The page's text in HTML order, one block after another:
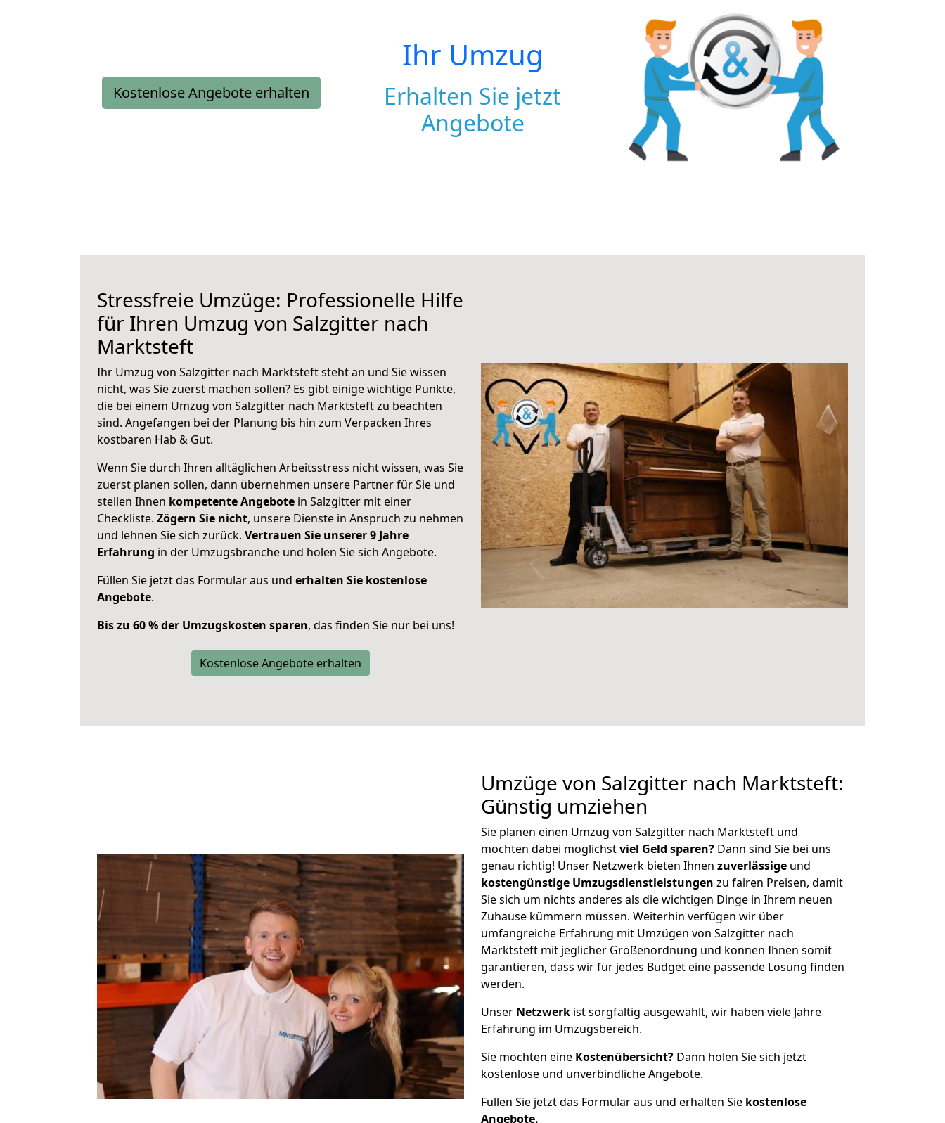
Kostenlose Angebote erhalten
Ihr Umzug
Erhalten Sie jetzt
Angebote
Stressfreie Umzüge: Professionelle Hilfe
für Ihren Umzug von Salzgitter nach
Marktsteft
Ihr Umzug von Salzgitter nach Marktsteft steht an und Sie wissen
nicht, was Sie zuerst machen sollen? Es gibt einige wichtige Punkte,
die bei einem Umzug von Salzgitter nach Marktsteft zu beachten
sind. Angefangen bei der Planung bis hin zum Verpacken Ihres
kostbaren Hab & Gut.
Wenn Sie durch Ihren alltäglichen Arbeitsstress nicht wissen, was Sie
zuerst planen sollen, dann übernehmen unsere Partner für Sie und
stellen Ihnen kompetente Angebote in Salzgitter mit einer
Checkliste. Zögern Sie nicht, unsere Dienste in Anspruch zu nehmen
und lehnen Sie sich zurück. Vertrauen Sie unserer 9 Jahre
Erfahrung in der Umzugsbranche und holen Sie sich Angebote.
Füllen Sie jetzt das Formular aus und erhalten Sie kostenlose
Angebote.
Bis zu 60 % der Umzugskosten sparen, das finden Sie nur bei uns!
Kostenlose Angebote erhalten
Umzüge von Salzgitter nach Marktsteft:
Günstig umziehen
Sie planen einen Umzug von Salzgitter nach Marktsteft und
möchten dabei möglichstviel Geld sparen? Dann sind Sie bei uns
genau richtig! Unser Netzwerk bieten Ihnen zuverlässige und
kostengünstige Umzugsdienstleistungen zu fairen Preisen, damit
Sie sich um nichts anderes als die wichtigen Dinge in Ihrem neuen
Zuhause kümmern müssen. Weiterhin verfügen wir über
umfangreiche Erfahrung mit Umzügen von Salzgitter nach
Marktsteft mit jeglicher Größenordnung und können Ihnen somit
garantieren, dass wir für jedes Budget eine passende Lösung finden
werden.
Unser Netzwerk ist sorgfältig ausgewählt, wir haben viele Jahre
Erfahrung im Umzugsbereich.
Sie möchten eine Kostenübersicht? Dann holen Sie sich jetzt
kostenlose und unverbindliche Angebote.
Füllen Sie jetzt das Formular aus und erhalten Sie kostenlose
Angebote.